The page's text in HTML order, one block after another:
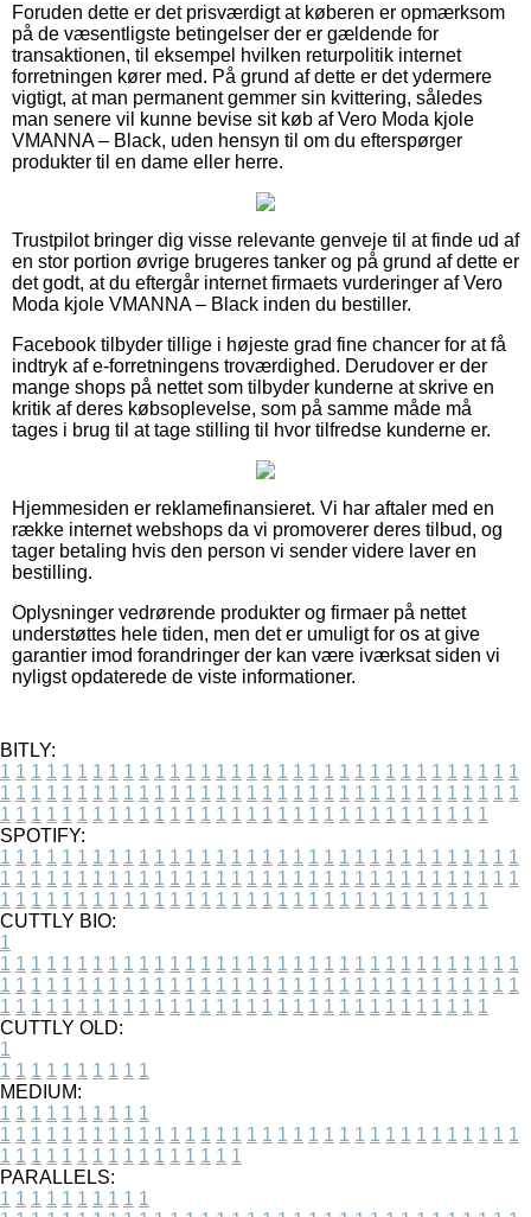
Foruden dette er det prisværdigt at køberen er opmærksom
på de væsentligste betingelser der er gældende for
transaktionen, til eksempel hvilken returpolitik internet
forretningen kører med. På grund af dette er det ydermere
vigtigt, at man permanent gemmer sin kvittering, således
man senere vil kunne bevise sit køb af Vero Moda kjole
VMANNA – Black, uden hensyn til om du efterspørger
produkter til en dame eller herre.
Trustpilot bringer dig visse relevante genveje til at finde ud af
en stor portion øvrige brugeres tanker og på grund af dette er
det godt, at du eftergår internet firmaets vurderinger af Vero
Moda kjole VMANNA – Black inden du bestiller.
Facebook tilbyder tillige i højeste grad fine chancer for at få
indtryk af e-forretningens troværdighed. Derudover er der
mange shops på nettet som tilbyder kunderne at skrive en
kritik af deres købsoplevelse, som på samme måde må
tages i brug til at tage stilling til hvor tilfredse kunderne er.
Hjemmesiden er reklamefinansieret. Vi har aftaler med en
række internet webshops da vi promoverer deres tilbud, og
tager betaling hvis den person vi sender videre laver en
bestilling.
Oplysninger vedrørende produkter og firmaer på nettet
understøttes hele tiden, men det er umuligt for os at give
garantier imod forandringer der kan være iværksat siden vi
nyligst opdaterede de viste informationer.
BITLY:
1 1 1 1 1 1 1 1 1 1 1 1 1 1 1 1 1 1 1 1 1 1 1 1 1 1 1 1 1 1 1 1 1 1
1 1 1 1 1 1 1 1 1 1 1 1 1 1 1 1 1 1 1 1 1 1 1 1 1 1 1 1 1 1 1 1 1 1
1 1 1 1 1 1 1 1 1 1 1 1 1 1 1 1 1 1 1 1 1 1 1 1 1 1 1 1 1 1 1 1
SPOTIFY:
1 1 1 1 1 1 1 1 1 1 1 1 1 1 1 1 1 1 1 1 1 1 1 1 1 1 1 1 1 1 1 1 1 1
1 1 1 1 1 1 1 1 1 1 1 1 1 1 1 1 1 1 1 1 1 1 1 1 1 1 1 1 1 1 1 1 1 1
1 1 1 1 1 1 1 1 1 1 1 1 1 1 1 1 1 1 1 1 1 1 1 1 1 1 1 1 1 1 1 1
CUTTLY BIO:
1
1 1 1 1 1 1 1 1 1 1 1 1 1 1 1 1 1 1 1 1 1 1 1 1 1 1 1 1 1 1 1 1 1 1
1 1 1 1 1 1 1 1 1 1 1 1 1 1 1 1 1 1 1 1 1 1 1 1 1 1 1 1 1 1 1 1 1 1
1 1 1 1 1 1 1 1 1 1 1 1 1 1 1 1 1 1 1 1 1 1 1 1 1 1 1 1 1 1 1 1
CUTTLY OLD:
1
1 1 1 1 1 1 1 1 1 1
MEDIUM:
1 1 1 1 1 1 1 1 1 1
1 1 1 1 1 1 1 1 1 1 1 1 1 1 1 1 1 1 1 1 1 1 1 1 1 1 1 1 1 1 1 1 1 1
1 1 1 1 1 1 1 1 1 1 1 1 1 1 1 1
PARALLELS:
1 1 1 1 1 1 1 1 1 1